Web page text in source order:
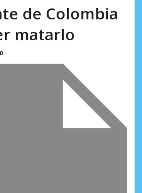
AGOSTO 6, 2026de Colombia
matarlo
0